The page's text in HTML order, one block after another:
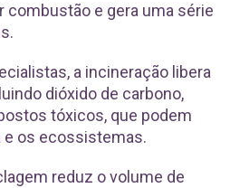
combustão e gera uma série
a incineração libera
dióxido de carbono,
tóxicos, que podem
e os ecossistemas.
reduz o volume de